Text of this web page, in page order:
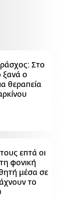
Στο
ξανά ο
θεραπεία
επτά οι
φονική
μέσα σε
το